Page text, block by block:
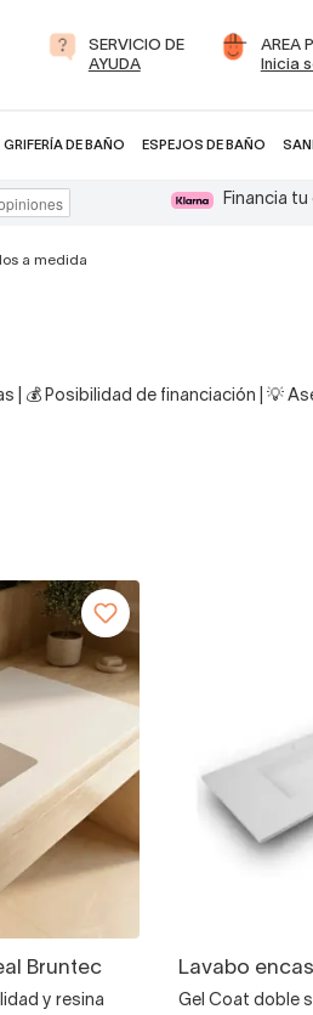
SERVICIO DE
AYUDA
AREA
Inicia
GRIFERÍA DE BAÑO ESPEJOS DE BAÑO
Financia
a medida
| 💰 Posibilidad de financiación | 💡
Bruntec
y resina
Lavabo
Gel Coat doble